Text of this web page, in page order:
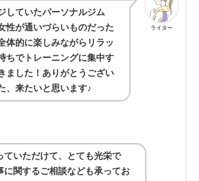
ライター
していたパーソナルジム
性が通いづらいものだった
体的に楽しみながらリラッ
ちでトレーニングに集中す
ました！ありがとうござい
、来たいと思います♪
ていただけて、とても光栄で
に関するご相談なども承ってお